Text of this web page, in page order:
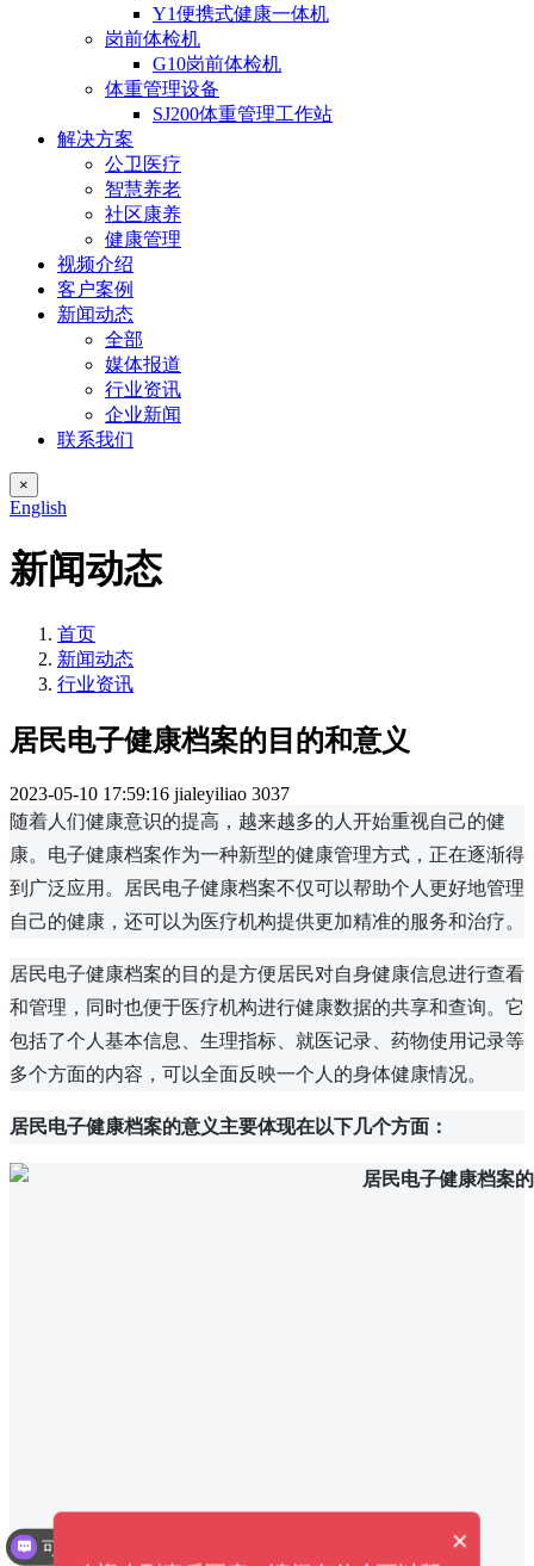
Y1便携式健康一体机
岗前体检机
G10岗前体检机
体重管理设备
SJ200体重管理工作站
解决方案
公卫医疗
智慧养老
社区康养
健康管理
视频介绍
客户案例
新闻动态
全部
媒体报道
行业资讯
企业新闻
联系我们
×
English
新闻动态
首页
新闻动态
行业资讯
居民电子健康档案的目的和意义
2023-05-10 17:59:16 jialeyiliao 3037
随着人们健康意识的提高，越来越多的人开始重视自己的健
康。电子健康档案作为一种新型的健康管理方式，正在逐渐得
到广泛应用。居民电子健康档案不仅可以帮助个人更好地管理
自己的健康，还可以为医疗机构提供更加精准的服务和治疗。
居民电子健康档案的目的是方便居民对自身健康信息进行查看
和管理，同时也便于医疗机构进行健康数据的共享和查询。它
包括了个人基本信息、生理指标、就医记录、药物使用记录等
多个方面的内容，可以全面反映一个人的身体健康情况。
居民电子健康档案的意义主要体现在以下几个方面：
×